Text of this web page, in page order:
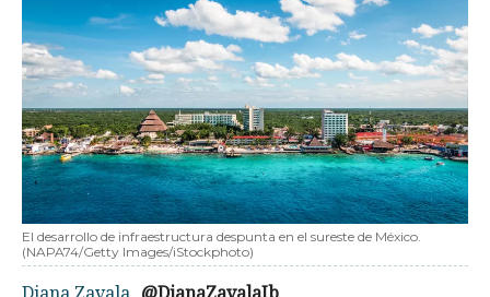
El desarrollo de infraestructura despunta en el sureste de México.
(NAPA74/Getty Images/iStockphoto)